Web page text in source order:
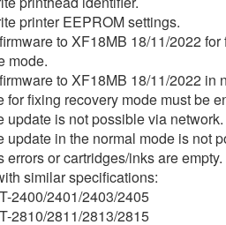
printer EEPROM settings.
to XF18MB 18/11/2022
mode.
to XF18MB 18/11/2022 in
for fixing recovery mode must be
update is not possible via network.
update in the normal mode is not
errors or cartridges/inks are empty.
similar specifications:
2400/2401/2403/2405
2810/2811/2813/2815